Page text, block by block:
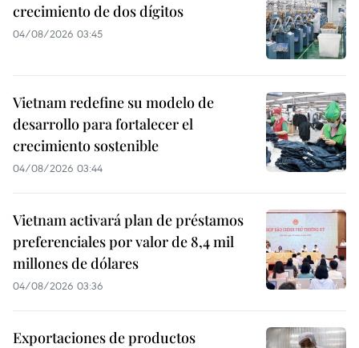
crecimiento de dos dígitos
04/08/2026 03:45
Vietnam redefine su modelo de
desarrollo para fortalecer el
crecimiento sostenible
04/08/2026 03:44
Vietnam activará plan de préstamos
preferenciales por valor de 8,4 mil
millones de dólares
04/08/2026 03:36
Exportaciones de productos